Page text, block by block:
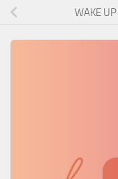
WAKE